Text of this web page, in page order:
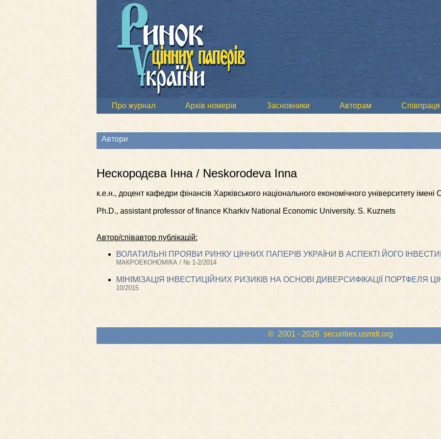
Про журнал Архів номерів Засновники Авторам Співпраця
Автори
Нескородєва Інна / Neskorodeva Inna
к.е.н., доцент кафедри фінансів Харківського національного економічного університету
Ph.D., assistant professor of finance Kharkiv National Economic University. S. Kuznets
Автор/співавтор публікацій:
ВОЛАТИЛЬНІ ПРОЯВИ РИНКУ ЦІННИХ ПАПЕРІВ УКРАЇНИ В АСПЕКТІ ЙОГО
МАКРОЕКОНОМІКА / № 1-2/2014
МІНІМІЗАЦІЯ ІНВЕСТИЦІЙНИХ РИЗИКІВ НА ОСНОВІ ДИВЕРСИФІКАЦІЇ ПОРТФЕЛЯ
10/2015
© 2001 - 2026 securities.usmdi.org